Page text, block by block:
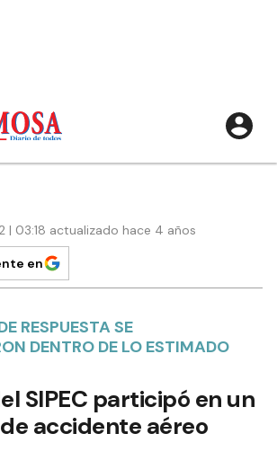
| 03:18 actualizado hace 4 años
en
RESPUESTA SE
DENTRO DE LO ESTIMADO
SIPEC participó en un
accidente aéreo